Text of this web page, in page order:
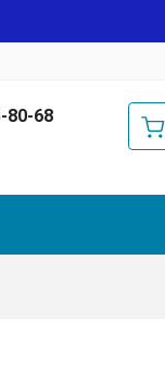
80-68